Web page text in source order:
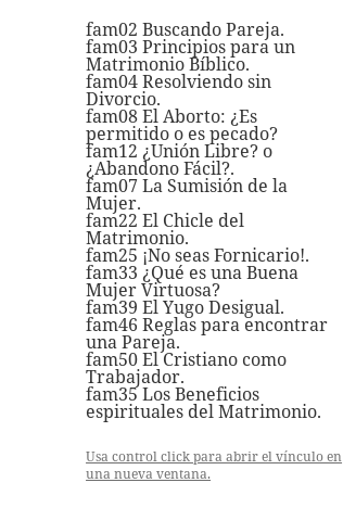
fam02 Buscando Pareja.
fam03 Principios para un
Matrimonio Bíblico.
fam04 Resolviendo sin
Divorcio.
fam08 El Aborto: ¿Es
permitido o es pecado?
fam12 ¿Unión Libre? o
¿Abandono Fácil?.
fam07 La Sumisión de la
Mujer.
fam22 El Chicle del
Matrimonio.
fam25 ¡No seas Fornicario!.
fam33 ¿Qué es una Buena
Mujer Virtuosa?
fam39 El Yugo Desigual.
fam46 Reglas para encontrar
una Pareja.
fam50 El Cristiano como
Trabajador.
fam35 Los Beneficios
espirituales del Matrimonio.
Usa control click para abrir el vínculo en
una nueva ventana.